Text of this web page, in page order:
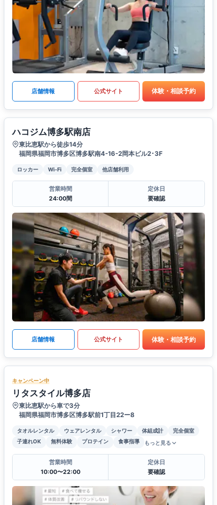
店舗情報 公式サイト 体験・相談予約
ハコジム博多駅南店
東比恵駅から徒歩14分
福岡県福岡市博多区博多駅南4-16-2岡本ビル2･3F
ロッカー Wi-Fi 完全個室 他店舗利用
営業時間
24:00間
定休日
要確認
店舗情報 公式サイト 体験・相談予約
キャンペーン中
リタスタイル博多店
東比恵駅から車で3分
福岡県福岡市博多区博多駅前1丁目22ー8
タオルレンタル ウェアレンタル シャワー 体組成計
完全個室
子連れOK
無料体験 プロテイン 食事指導 もっと見る
営業時間
10:00〜22:00
定休日
要確認